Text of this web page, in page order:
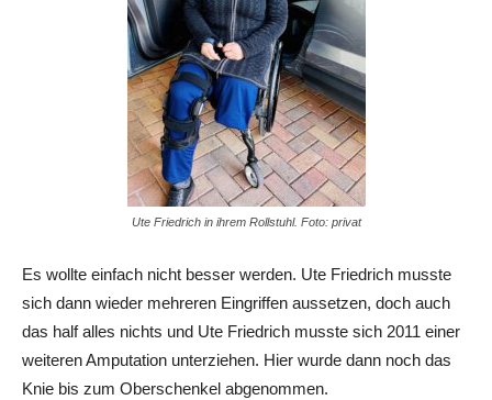
Ute Friedrich in ihrem Rollstuhl. Foto: privat
Es wollte einfach nicht besser werden. Ute Friedrich musste
sich dann wieder mehreren Eingriffen aussetzen, doch auch
das half alles nichts und Ute Friedrich musste sich 2011 einer
weiteren Amputation unterziehen. Hier wurde dann noch das
Knie bis zum Oberschenkel abgenommen.